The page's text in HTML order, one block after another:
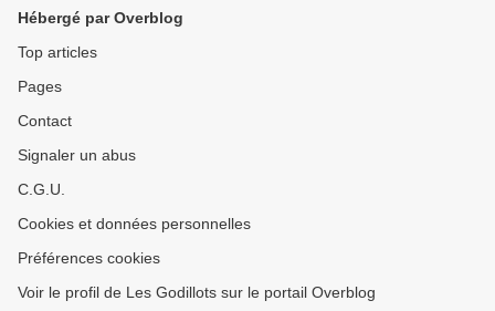
Hébergé par Overblog
Top articles
Pages
Contact
Signaler un abus
C.G.U.
Cookies et données personnelles
Préférences cookies
Voir le profil de Les Godillots sur le portail Overblog